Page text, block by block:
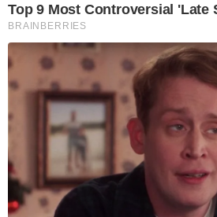
Top 9 Most Controversial 'Late
BRAINBERRIES